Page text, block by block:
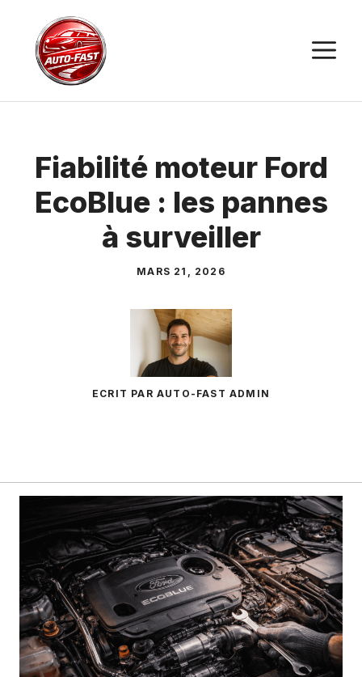
contenu
Fiabilité moteur Ford
EcoBlue : les pannes
à surveiller
MARS 21, 2026
ECRIT PAR AUTO-FAST ADMIN